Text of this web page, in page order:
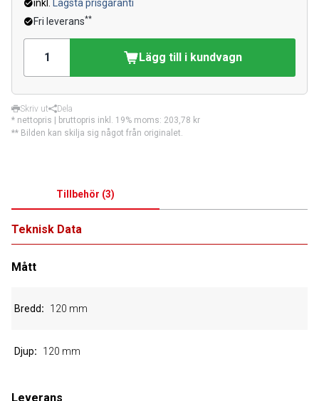
inkl.
Lägsta prisgaranti
Fri leverans**
Lägg till i kundvagn
Skriv ut
Dela
* nettopris | bruttopris inkl. 19% moms: 203,78 kr
** Bilden kan skilja sig något från originalet.
Tillbehör (3)
Teknisk Data
Mått
Bredd 120 mm
Djup 120 mm
Leverans